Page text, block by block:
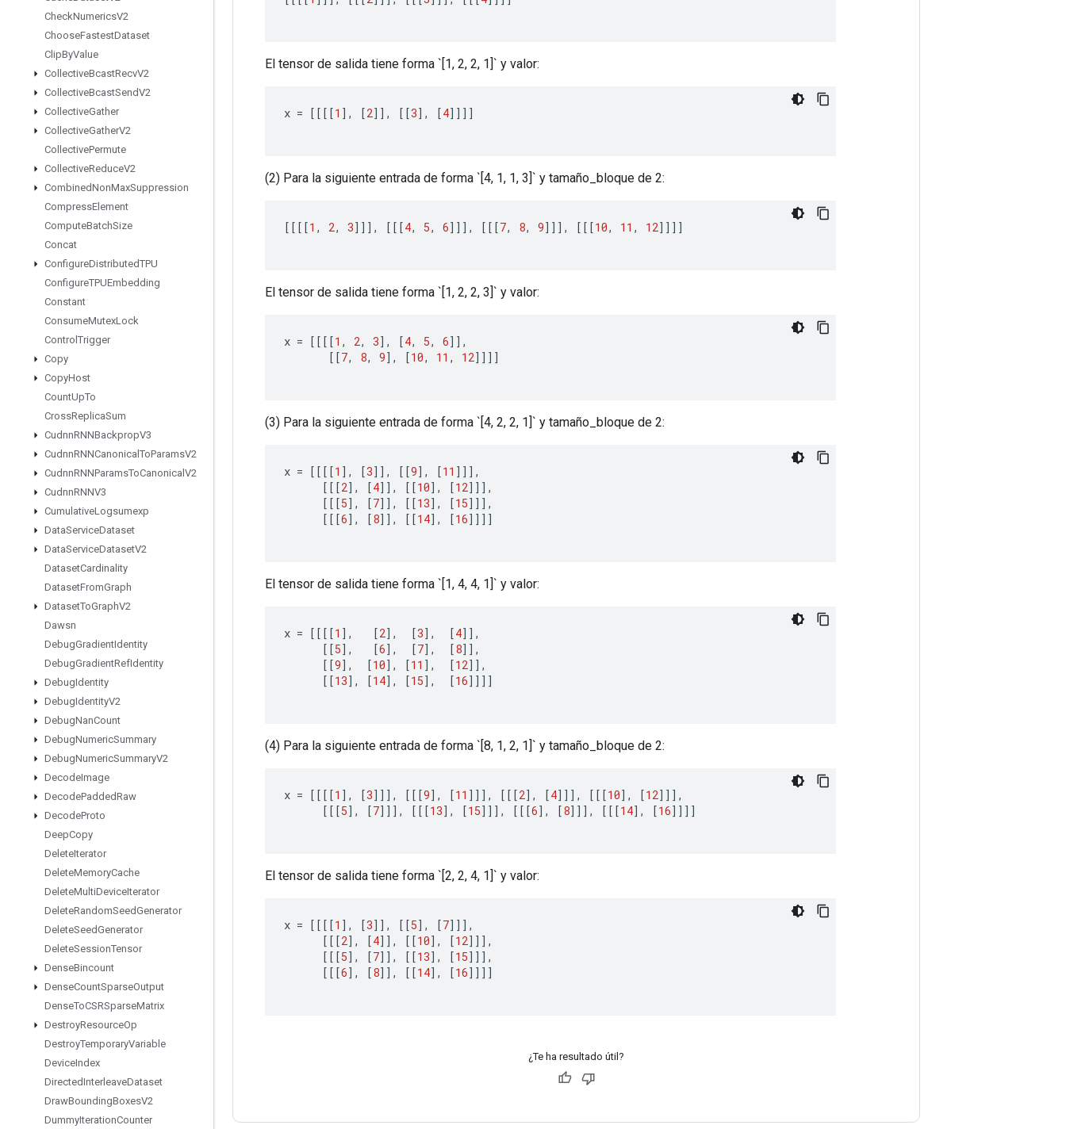
CheckNumericsV2
ChooseFastestDataset
ClipByValue
CollectiveBcastRecvV2
CollectiveBcastSendV2
CollectiveGather
CollectiveGatherV2
CollectivePermute
CollectiveReduceV2
CombinedNonMaxSuppression
CompressElement
ComputeBatchSize
Concat
ConfigureDistributedTPU
ConfigureTPUEmbedding
Constant
ConsumeMutexLock
Control Trigger
Copy
CopyHost
CountUpTo
CrossReplicaSum
CudnnRNNBackpropV3
CudnnRNNCanonical ToParamsV2
CudnnRNNParamsToCanonical V2
CudnnRNNV3
CumulativeLogsumexp
DataServiceDataset
DataServiceDatasetV2
DatasetCardinality
DatasetFromGraph
DatasetToGraphV2
Dawsn
DebugGradientIdentity
DebugGradientRefIdentity
DebugIdentity
DebugIdentityV2
DebugNanCount
DebugNumericSummary
DebugNumericSummaryV2
DecodeImage
DecodePaddedRaw
DecodeProto
DeepCopy
DeleteIterator
DeleteMemoryCache
DeleteMultiDeviceIterator
DeleteRandomSeedGenerator
DeleteSeedGenerator
DeleteSessionTensor
DenseBincount
DenseCountSparseOutput
DenseToCSRSparseMatrix
DestroyResourceOp
DestroyTemporaryVariable
DeviceIndex
DirectedInterleaveDataset
DrawBoundingBoxesV2
DummyIterationCounter
El tensor de salida tiene forma `[1, 2, 2, 1]` y valor:
x = [[[[1 ] , [2]] , [[3] , [4]]]]
(2) Para la siguiente entrada de forma `[4, 1, 1, 3]` y tamaño_bloque de 2:
[[[[1 , 2, 3]]] , [[[4, 5, 6]]] , [[[7, 8, 9]]] , [[[10, 11 , 12]]]]
El tensor de salida tiene forma `[1, 2, 2, 3]` y valor:
x = [[[[1 , 2, 3] , [4, 5, 6]] ,
[[7, 8, 9] , [10, 11 , 12]]]]
(3) Para la siguiente entrada de forma `[4, 2, 2, 1]` y tamaño_bloque de 2:
x = [[[[1 ] , [3]] , [[9] , [11 ]]] ,
[[[2] , [4]] , [[10] , [12]]] ,
[[[5] , [7]] , [[13] , [15]]] ,
[[[6] , [8]] , [[14] , [16]]]]
El tensor de salida tiene forma `[1, 4, 4, 1]` y valor:
x = [[[[1 ] , [2] , [3] , [4]] ,
[[5] , [6] , [7] , [8]] ,
[[9] , [10] , [11 ] , [12]] ,
[[13] , [14] , [15] , [16]]]]
(4) Para la siguiente entrada de forma `[8, 1, 2, 1]` y tamaño_bloque de 2:
x = [[[[1 ] , [3]]] , [[[9] , [11 ]]] , [[[2] , [4]]] , [[[10] , [12]]] ,
[[[5] , [7]]] , [[[13] , [15]]] , [[[6] , [8]]] , [[[14] , [16]]]]
El tensor de salida tiene forma `[2, 2, 4, 1]` y valor:
x = [[[[1 ] , [3]] , [[5] , [7]]] ,
[[[2] , [4]] , [[10] , [12]]] ,
[[[5] , [7]] , [[13] , [15]]] ,
[[[6] , [8]] , [[14] , [16]]]]
¿Te ha resultado útil?